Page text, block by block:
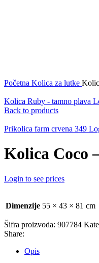
Početna Kolica za lutke
Kolica Ruby - tamno plava
Back to products
Prikolica farm crvena 349
Kolica Coco
Login to see prices
Dimenzije 55 × 43 × 81 cm
Šifra proizvoda: 907784
Share:
Opis